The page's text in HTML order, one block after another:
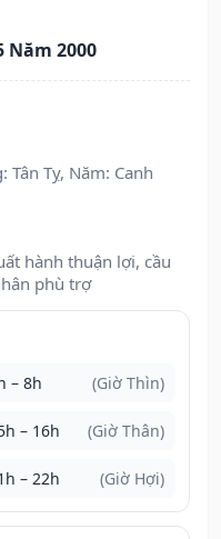
Năm 2000
Tân Tỵ, Năm: Canh
hành thuận lợi, cầu
phù trợ
– 8h (Giờ Thìn)
– 16h (Giờ Thân)
– 22h (Giờ Hợi)